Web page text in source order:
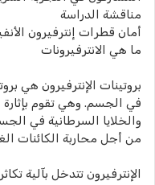
مناقشة الدراسة
أمان قطرات إنترفيرون
ما هي الانترفيرونات
بروتينات الإنترفيرون هي
في الجسم. وهي تقوم بإثارة
والخلايا السرطانية في
من أجل محاربة الكائنات
الإنترفيرون تتدخل بآلية